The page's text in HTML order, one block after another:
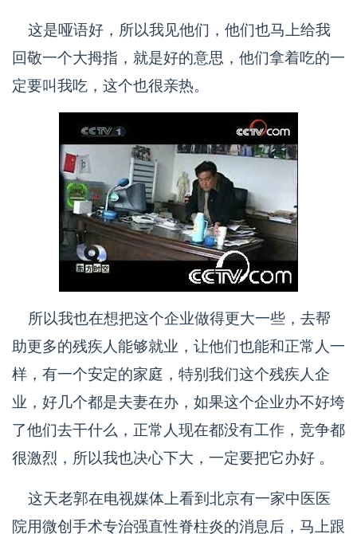
这是哑语好，所以我见他们，他们也马上给我
回敬一个大拇指，就是好的意思，他们拿着吃的一
定要叫我吃，这个也很亲热。
所以我也在想把这个企业做得更大一些，去帮
助更多的残疾人能够就业，让他们也能和正常人一
样，有一个安定的家庭，特别我们这个残疾人企
业，好几个都是夫妻在办，如果这个企业办不好垮
了他们去干什么，正常人现在都没有工作，竞争都
很激烈，所以我也决心下大，一定要把它办好 。
这天老郭在电视媒体上看到北京有一家中医医
院用微创手术专治强直性脊柱炎的消息后，马上跟